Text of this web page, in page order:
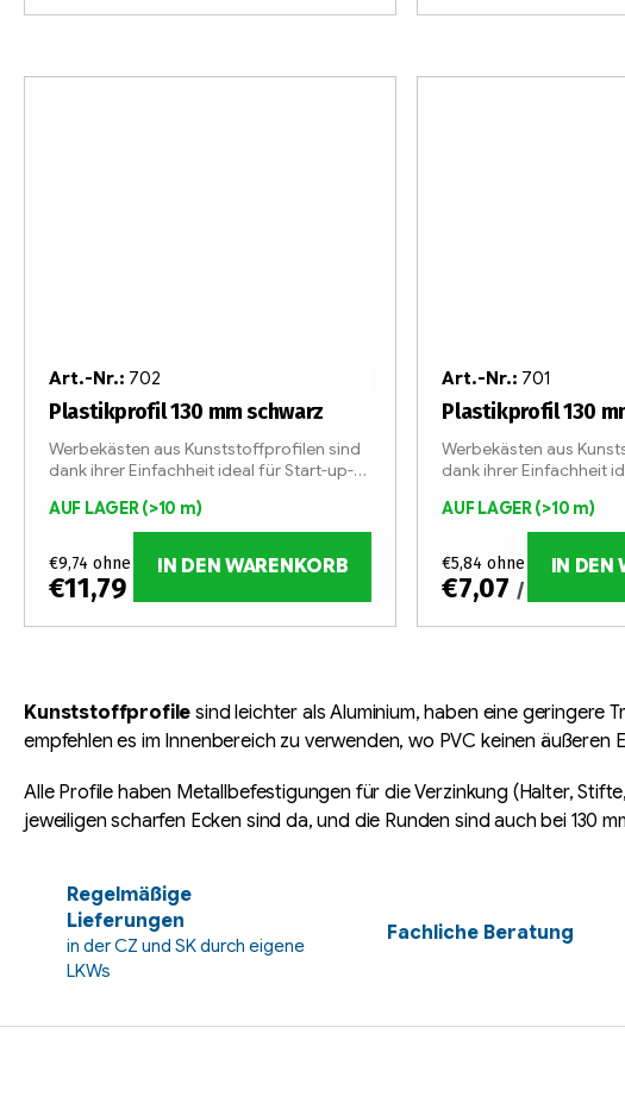
n
k
Plastikprofil 130 mm schwarz
AUF LAGER(>10 m)
€9,74 ohne MwSt.
€11,79
IN DEN WARENKORB
Werbekästen aus Kunststoffprofilen sind
dank ihrer Einfachheit ideal für Start-up-
Lichtwerbung.
Art.-Nr.: 702
Plastikprofil 130
AUF LAGER(>10 m)
€5,84 ohne MwSt.
€7,07 / m
IN DEN
Werbekästen aus
dank ihrer Einfachheit
Lichtwerbung.
Art.-Nr.: 701
t
e
e
r
n
Kunststoffprofile sind leichter als Aluminium, haben eine geringere
empfehlen es im Innenbereich zu verwenden, wo PVC keinen äußeren
Alle Profile haben Metallbefestigungen für die Verzinkung (Halter,
jeweiligen scharfen Ecken sind da, und die Runden sind auch bei 130
Regelmäßige
Lieferungen
in der CZ und SK durch eigene
LKWs
Fachliche Beratung